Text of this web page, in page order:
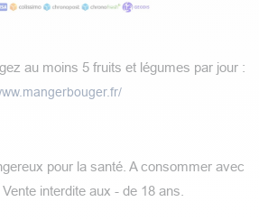
au moins 5 fruits et légumes par jour :
pour la santé. A consommer avec
interdite aux - de 18 ans.​​